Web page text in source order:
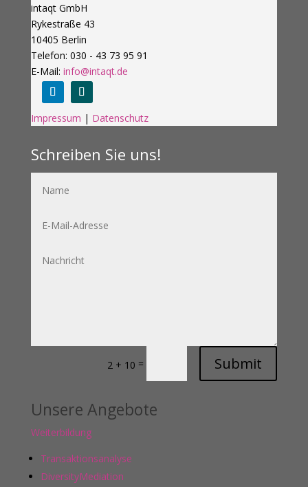
intaqt GmbH
Rykestraße 43
10405 Berlin
Telefon: 030 - 43 73 95 91
E-Mail: info@intaqt.de
Impressum | Datenschutz
Schreiben Sie uns!
Mail-
2 + 10 = Submit
Unsere Angebote
Weiterbildung
Transaktionsanalyse
DiversityMediation